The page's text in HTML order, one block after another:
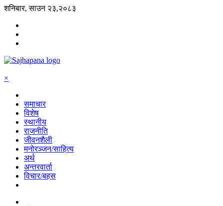
शनिबार, साउन २३,२०८३
×
समाचार
विशेष
स्थानीय
राजनीति
जीवनशैली
मनोरञ्जन/साहित्य
अर्थ
अन्तरवार्ता
विचार/बहस